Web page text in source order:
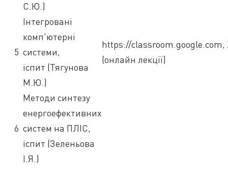
С.Ю.)
5
Інтегровані
комп'ютерні
системи,
іспит (Тягунова
М.Ю.)
https://classroom.google.com,
(онлайн лекції)
6
Методи синтезу
енергоефективних
систем на ПЛІС,
іспит (Зеленьова
І.Я.)